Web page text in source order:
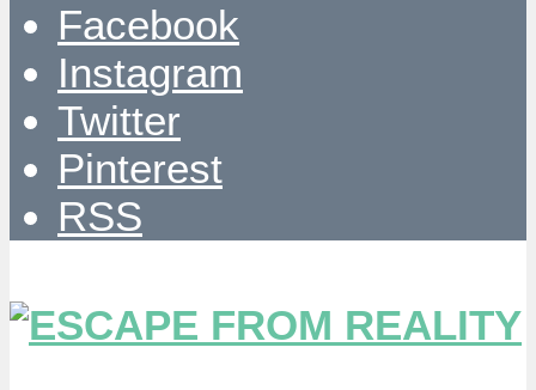
Facebook
Instagram
Twitter
Pinterest
RSS